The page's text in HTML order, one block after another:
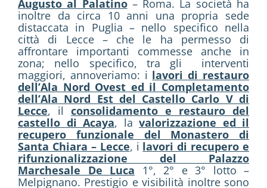
Augusto al Palatino– Roma. La società ha
inoltre da circa 10 anni una propria sede
distaccata in Puglia – nello specifico nella
città di Lecce – che le ha permesso di
affrontare importanti commesse anche in
zona; nello specifico, tra gli interventi
maggiori, annoveriamo: i lavori di restauro
dell’Ala Nord Ovest ed il Completamento
dell’Ala Nord Est del Castello Carlo V di
Lecce, il consolidamento e restauro del
castello di Acaya, la valorizzazione ed il
recupero funzionale del Monastero di
Santa Chiara – Lecce, i lavori di recupero e
rifunzionalizzazione del Palazzo
Marchesale De Luca 1°, 2° e 3° lotto –
Melpignano. Prestigio e visibilità inoltre sono